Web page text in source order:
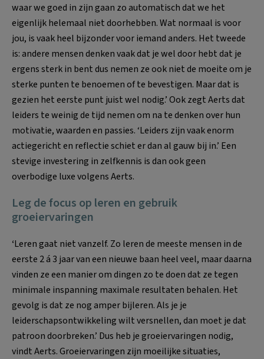
waar we goed in zijn gaan zo automatisch dat we het
eigenlijk helemaal niet doorhebben. Wat normaal is voor
jou, is vaak heel bijzonder voor iemand anders. Het tweede
is: andere mensen denken vaak dat je wel door hebt dat je
ergens sterk in bent dus nemen ze ook niet de moeite om je
sterke punten te benoemen of te bevestigen. Maar dat is
gezien het eerste punt juist wel nodig.’ Ook zegt Aerts dat
leiders te weinig de tijd nemen om na te denken over hun
motivatie, waarden en passies. ‘Leiders zijn vaak enorm
actiegericht en reflectie schiet er dan al gauw bij in.’ Een
stevige investering in zelfkennis is dan ook geen
overbodige luxe volgens Aerts.
Leg de focus op leren en gebruik
groeiervaringen
‘Leren gaat niet vanzelf. Zo leren de meeste mensen in de
eerste 2 á 3 jaar van een nieuwe baan heel veel, maar daarna
vinden ze een manier om dingen zo te doen dat ze tegen
minimale inspanning maximale resultaten behalen. Het
gevolg is dat ze nog amper bijleren. Als je je
leiderschapsontwikkeling wilt versnellen, dan moet je dat
patroon doorbreken.’ Dus heb je groeiervaringen nodig,
vindt Aerts. Groeiervaringen zijn moeilijke situaties,